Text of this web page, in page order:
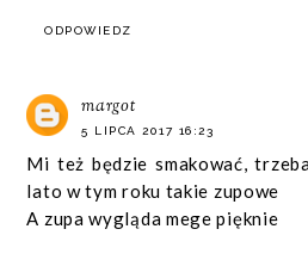
ODPOWIEDZ
margot
5 LIPCA 2017 16:23
Mi też będzie smakować,
lato w tym roku takie zupowe
A zupa wygląda mege pięknie